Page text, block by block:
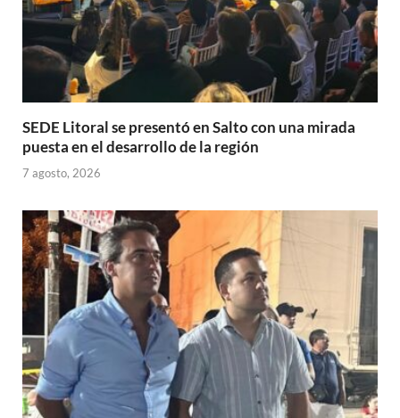
SEDE Litoral se presentó en Salto con una mirada
puesta en el desarrollo de la región
7 agosto, 2026